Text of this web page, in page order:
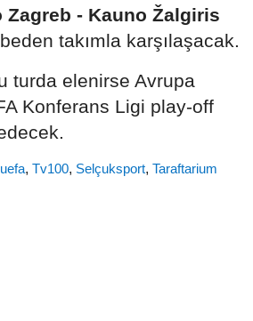
Zagreb - Kauno Žalgiris
takımla karşılaşacak.
turda elenirse Avrupa
Konferans Ligi play-off
uefa,Tv100, Selçuksport,Taraftarium